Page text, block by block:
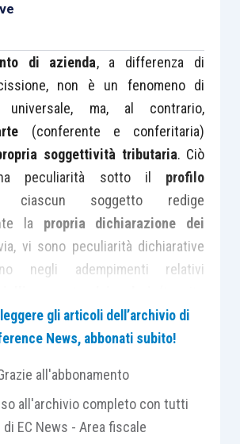
di azienda, a differenza di
non è un fenomeno di
universale, ma, al contrario,
(conferente e conferitaria)
soggettività tributaria. Ciò
peculiarità sotto il profilo
soggetto redige
la propria dichiarazione dei
vi sono peculiarità dichiarative
negli adempimenti relativi
e nel prospetto delle
compilare Ilquadro RQ del modello
una dellespecifiche sezioni
gli articoli dell’archivio di
News, abbonati subito!
all'abbonamento
all'archivio completo con tutti
EC News - Area fiscale